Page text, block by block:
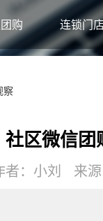
购 连锁门
察
社区微信团
者：小刘 来